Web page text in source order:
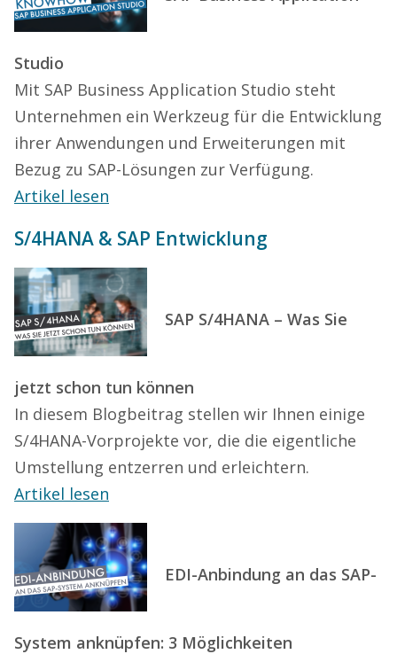
Studio
Mit SAP Business Application Studio steht
Unternehmen ein Werkzeug für die Entwicklung
ihrer Anwendungen und Erweiterungen mit
Bezug zu SAP-Lösungen zur Verfügung.
Artikel lesen
S/4HANA & SAP Entwicklung
SAP S/4HANA – Was Sie
jetzt schon tun können
In diesem Blogbeitrag stellen wir Ihnen einige
S/4HANA-Vorprojekte vor, die die eigentliche
Umstellung entzerren und erleichtern.
Artikel lesen
EDI-Anbindung an das SAP-
System anknüpfen: 3 Möglichkeiten